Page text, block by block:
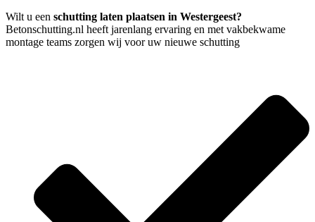
Wilt u een schutting laten plaatsen in Westergeest?
Betonschutting.nl heeft jarenlang ervaring en met vakbekwame
montage teams zorgen wij voor uw nieuwe schutting